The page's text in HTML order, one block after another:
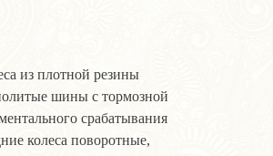
из плотной резины
шины с тормозной
срабатывания
колеса поворотные,